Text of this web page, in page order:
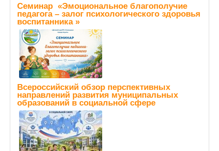
Семинар «Эмоциональное благополучие
педагога – залог психологического здоровья
воспитанника »
Всероссийский обзор перспективных
направлений развития муниципальных
образований в социальной сфере